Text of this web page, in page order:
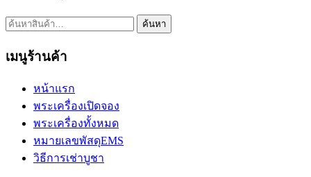
ค้นหา: ค้นหา
เมนูร้านค้า
หน้าแรก
พระเครื่องเปิดจอง
พระเครื่องทั้งหมด
หมายเลขพัสดุEMS
วิธีการเช่าบูชา